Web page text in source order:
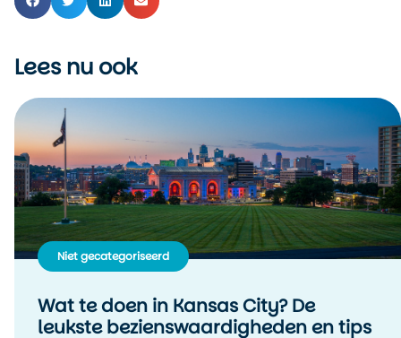
Lees nu ook
Niet gecategoriseerd
Wat te doen in Kansas City? De
leukste bezienswaardigheden en tips